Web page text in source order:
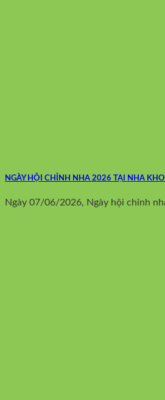
NGÀY HỘI CHỈNH NHA 2026 TẠI NHA
Ngày 07/06/2026, Ngày hội chỉnh